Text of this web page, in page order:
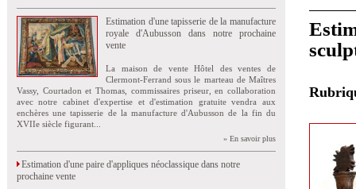
Estimation d'une tapisserie de la manufacture
royale d'Aubusson dans notre prochaine
vente
La maison de vente Hôtel des ventes de
Clermont-Ferrand sous le marteau de Maîtres
Vassy, Courtadon et Thomas, commissaires priseur, en collaboration
avec notre cabinet d'expertise et d'estimation gratuite vendra aux
enchères une tapisserie de la manufacture d'Aubusson de la fin du
XVIIe siècle figurant...
» En savoir plus
Estimation d'une paire d'appliques néoclassique dans notre
prochaine vente